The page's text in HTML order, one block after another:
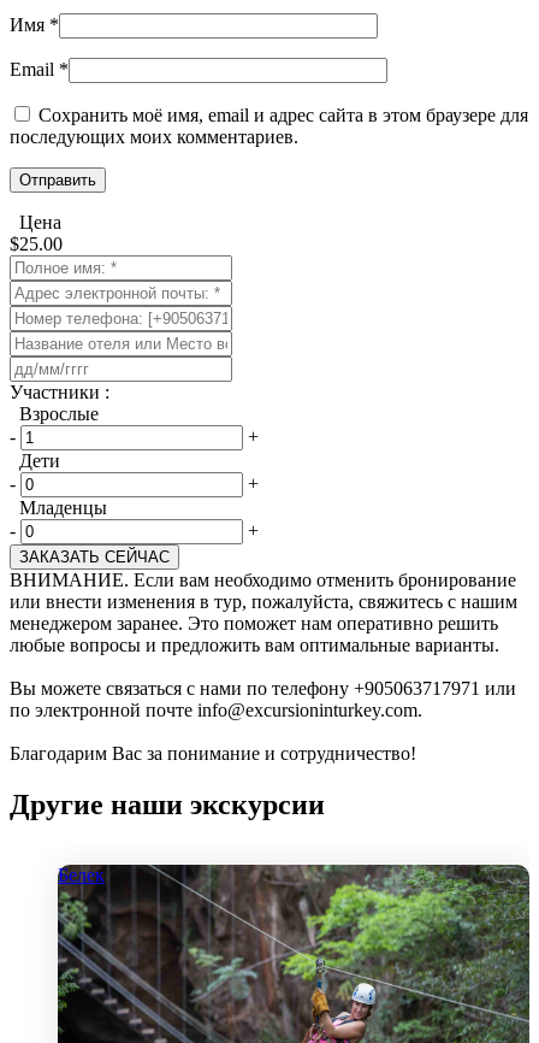
Имя *
Email *
Сохранить моё имя, email и адрес сайта в этом браузере для
последующих моих комментариев.
Цена
$25.00
​Участники :
Взрослые
-
+
Дети
-
+
Младенцы
-
+
ЗАКАЗАТЬ СЕЙЧАС
ВНИМАНИЕ. Если вам необходимо отменить бронирование
или внести изменения в тур, пожалуйста, свяжитесь с нашим
менеджером заранее. Это поможет нам оперативно решить
любые вопросы и предложить вам оптимальные варианты.
Вы можете связаться с нами по телефону +905063717971 или
по электронной почте info@excursioninturkey.com.
Благодарим Вас за понимание и сотрудничество!
Другие наши экскурсии
Белек